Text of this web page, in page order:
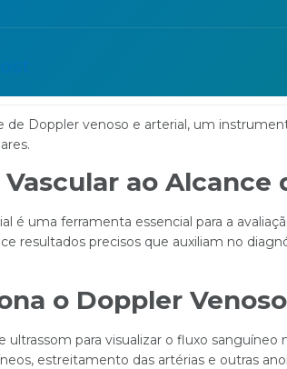
de Doppler venoso e arterial, um
ao Alcance
é uma ferramenta essencial para a
resultados precisos que auxiliam no
o Doppler
ultrassom para visualizar o fluxo sanguíneo
estreitamento das artérias e outras